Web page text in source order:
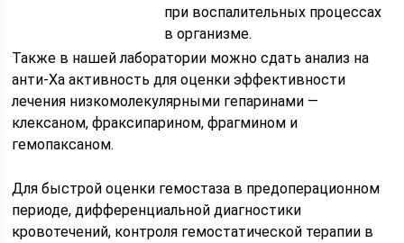
при воспалительных процессах
в организме.
Также в нашей лаборатории можно сдать анализ на
анти-Ха активность для оценки эффективности
лечения низкомолекулярными гепаринами —
клексаном, фраксипарином, фрагмином и
гемопаксаном.
Для быстрой оценки гемостаза в предоперационном
периоде, дифференциальной диагностики
кровотечений, контроля гемостатической терапии в